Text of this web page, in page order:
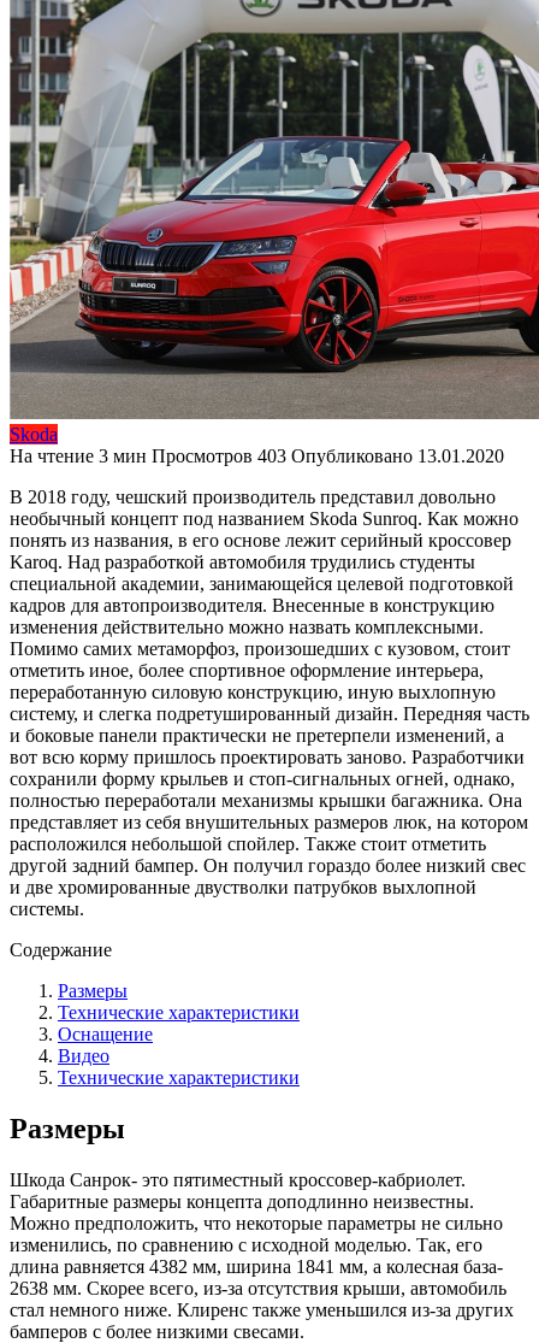
Skoda
На чтение 3 мин Просмотров 403 Опубликовано 13.01.2020
В 2018 году, чешский производитель представил довольно
необычный концепт под названием Skoda Sunroq. Как можно
понять из названия, в его основе лежит серийный кроссовер
Karoq. Над разработкой автомобиля трудились студенты
специальной академии, занимающейся целевой подготовкой
кадров для автопроизводителя. Внесенные в конструкцию
изменения действительно можно назвать комплексными.
Помимо самих метаморфоз, произошедших с кузовом, стоит
отметить иное, более спортивное оформление интерьера,
переработанную силовую конструкцию, иную выхлопную
систему, и слегка подретушированный дизайн. Передняя часть
и боковые панели практически не претерпели изменений, а
вот всю корму пришлось проектировать заново. Разработчики
сохранили форму крыльев и стоп-сигнальных огней, однако,
полностью переработали механизмы крышки багажника. Она
представляет из себя внушительных размеров люк, на котором
расположился небольшой спойлер. Также стоит отметить
другой задний бампер. Он получил гораздо более низкий свес
и две хромированные двустволки патрубков выхлопной
системы.
Содержание
Размеры
Технические характеристики
Оснащение
Видео
Технические характеристики
Размеры
Шкода Санрок- это пятиместный кроссовер-кабриолет.
Габаритные размеры концепта доподлинно неизвестны.
Можно предположить, что некоторые параметры не сильно
изменились, по сравнению с исходной моделью. Так, его
длина равняется 4382 мм, ширина 1841 мм, а колесная база-
2638 мм. Скорее всего, из-за отсутствия крыши, автомобиль
стал немного ниже. Клиренс также уменьшился из-за других
бамперов с более низкими свесами.